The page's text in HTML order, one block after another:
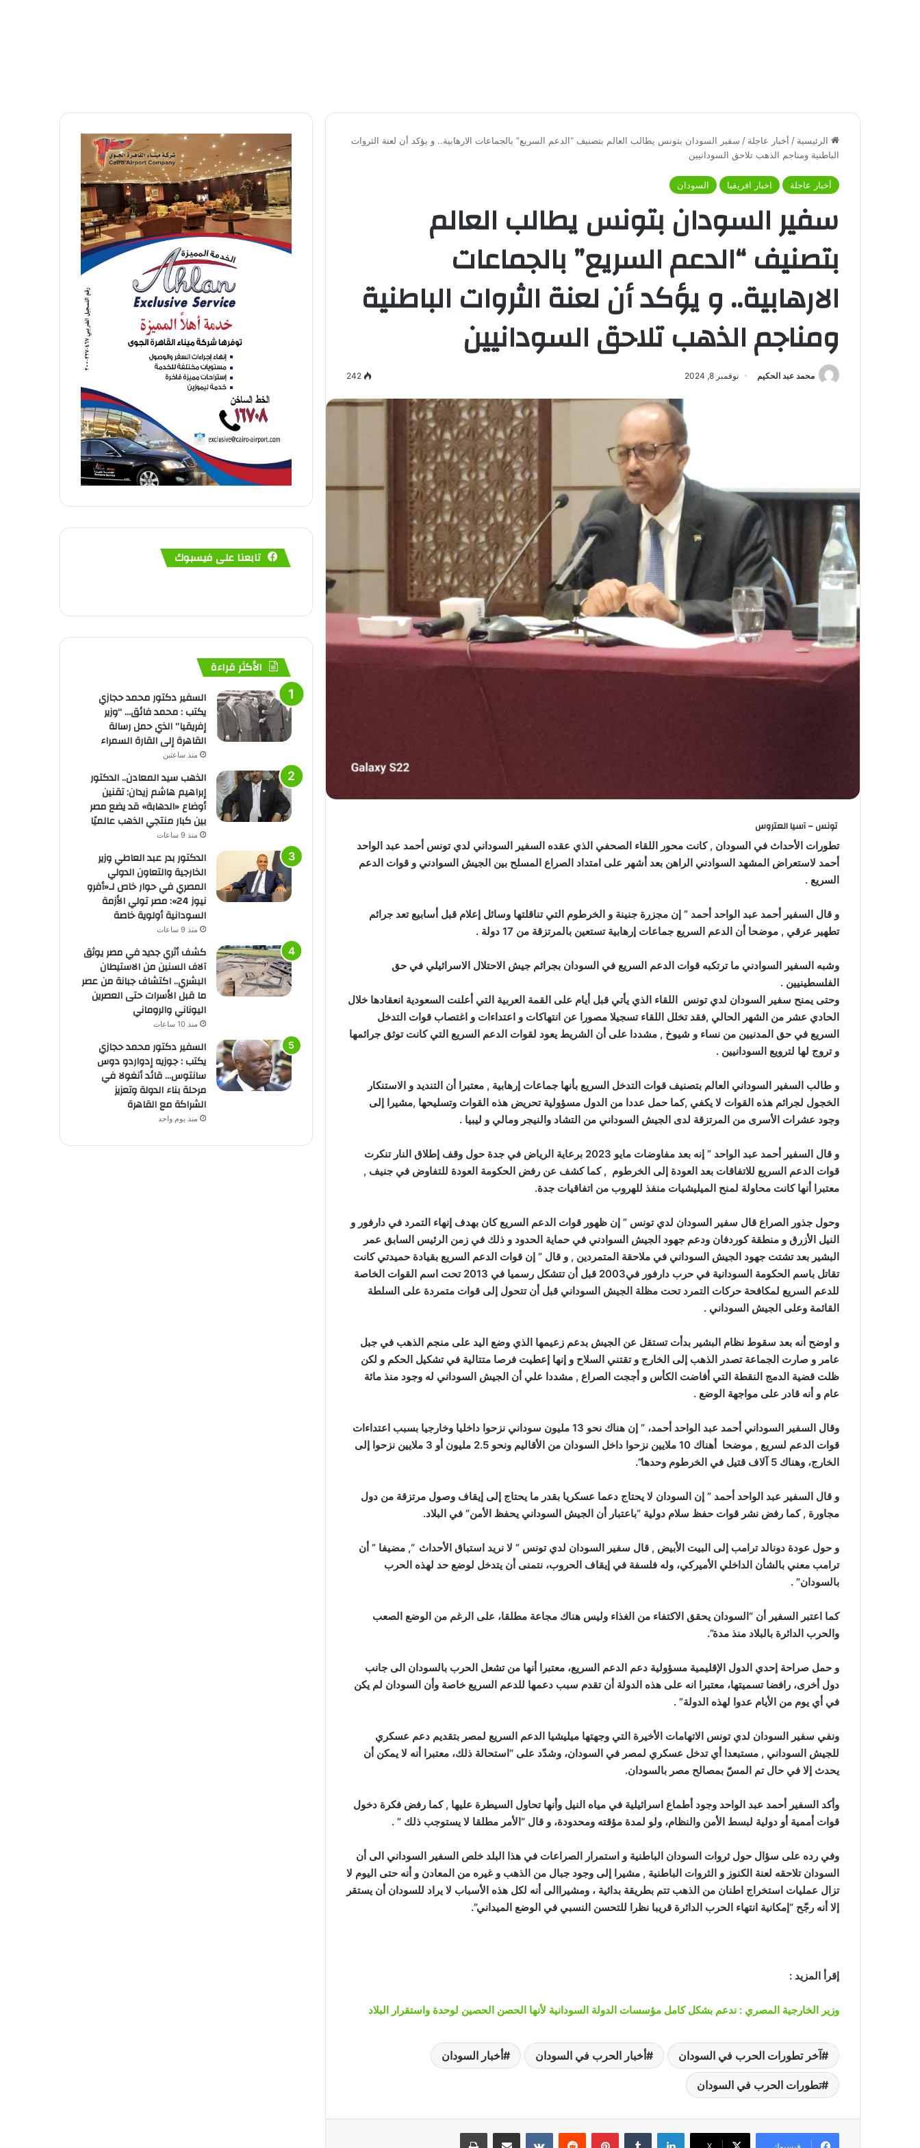
الرئيسية / أخبار عاجلة / سفير السودان بتونس يطالب العالم بتصنيف “الدعم السريع” بالجماعات الارهابية.. و يؤكد أن لعنة الثروات
الباطنية ومناجم الذهب تلاحق السودانيين
أخبار عاجلة اخبار افريقيا السودان
سفير السودان بتونس يطالب العالم
بتصنيف “الدعم السريع” بالجماعات
الارهابية.. و يؤكد أن لعنة الثروات الباطنية
ومناجم الذهب تلاحق السودانيين
محمد عبد الحكيم نوفمبر 8, 2024 242
تونس – آسيا العتروس
تطورات الأحداث في السودان , كانت محور اللقاء الصحفي الذي عقده السفير السوداني لدي تونس أحمد عبد الواحد
أحمد لاستعراض المشهد السوادني الراهن بعد أشهر على امتداد الصراع المسلح بين الجيش السوادني و قوات الدعم
السريع .
و قال السفير أحمد عبد الواحد أحمد ” إن مجزرة جنينة و الخرطوم التي تناقلتها وسائل إعلام قبل أسابيع تعد جرائم
تطهير عرقي , موضحا أن الدعم السريع جماعات إرهابية تستعين بالمرتزقة من 17 دولة .
وشبه السفير السوادني ما ترتكبه قوات الدعم السريع في السودان بجرائم جيش الاحتلال الاسرائيلي في حق
الفلسطينيين .
وحتى يمنح سفير السودان لدي تونس اللقاء الذي يأتي قبل أيام على القمة العربية التي أعلنت السعودية انعقادها خلال
الحادي عشر من الشهر الحالي ,فقد تخلل اللقاء تسجيلا مصورا عن انتهاكات و اعتداءات و اغتصاب قوات التدخل
السريع في حق المدنيين من نساء و شيوخ , مشددا على أن الشريط يعود لقوات الدعم السريع التي كانت توثق جرائمها
و تروج لها لترويع السودانيين .
و طالب السفير السوداني العالم بتصنيف قوات التدخل السريع بأنها جماعات إرهابية , معتبرا أن التنديد و الاستنكار
الخجول لجرائم هذه القوات لا يكفي ,كما حمل عددا من الدول مسؤولية تحريض هذه القوات وتسليحها ,مشيرا إلى
وجود عشرات الأسرى من المرتزقة لدى الجيش السوداني من التشاد والنيجر ومالي و ليبيا .
و قال السفير أحمد عبد الواحد ” إنه بعد مفاوضات مايو 2023 برعاية الرياض في جدة حول وقف إطلاق النار تنكرت
قوات الدعم السريع للاتفاقات بعد العودة إلى الخرطوم , كما كشف عن رفض الحكومة العودة للتفاوض في جنيف ,
معتبرا أنها كانت محاولة لمنح الميليشيات منفذ للهروب من اتفاقيات جدة.
وحول جذور الصراع قال سفير السودان لدي تونس ” إن ظهور قوات الدعم السريع كان بهدف إنهاء التمرد في دارفور و
النيل الأزرق و منطقة كوردفان ودعم جهود الجيش السوادني في حماية الحدود و ذلك في زمن الرئيس السابق عمر
البشير بعد تشتت جهود الجيش السوداني في ملاحقة المتمردين , و قال ” إن قوات الدعم السريع بقيادة حميدتي كانت
تقاتل باسم الحكومة السودانية في حرب دارفور في2003 قبل أن تتشكل رسميا في 2013 تحت اسم القوات الخاصة
للدعم السريع لمكافحة حركات التمرد تحت مظلة الجيش السوداني قبل أن تتحول إلى قوات متمردة على السلطة
القائمة وعلى الجيش السوداني .
و اوضح أنه بعد سقوط نظام البشير بدأت تستقل عن الجيش بدعم زعيمها الذي وضع اليد على منجم الذهب في جبل
عامر و صارت الجماعة تصدر الذهب إلى الخارج و تقتني السلاح و إنها إعطيت فرصا متتالية في تشكيل الحكم و لكن
ظلت قضية الدمج النقطة التي أفاضت الكأس و أججت الصراع , مشددا علي أن الجيش السوداني له وجود منذ مائة
عام و أنه قادر على مواجهة الوضع .
وقال السفير السوداني أحمد عبد الواحد أحمد، ” إن هناك نحو 13 مليون سوداني نزحوا داخليا وخارجيا بسبب اعتداءات
قوات الدعم لسريع , موضحا أهناك 10 ملايين نزحوا داخل السودان من الأقاليم ونحو 2.5 مليون أو 3 ملايين نزحوا إلى
الخارج، وهناك 5 آلاف قتيل في الخرطوم وحدها”.
و قال السفير عبد الواحد أحمد ” إن السودان لا يحتاج دعما عسكريا بقدر ما يحتاج إلى إيقاف وصول مرتزقة من دول
مجاورة , كما رفض نشر قوات حفظ سلام دولية “باعتبار أن الجيش السوداني يحفظ الأمن” في البلاد.
و حول عودة دونالد ترامب إلى البيت الأبيض , قال سفير السودان لدي تونس ” لا نريد استباق الأحداث “, مضيفا ” أن
ترامب معني بالشأن الداخلي الأميركي، وله فلسفة في إيقاف الحروب، نتمنى أن يتدخل لوضع حد لهذه الحرب
بالسودان” .
كما اعتبر السفير أن “السودان يحقق الاكتفاء من الغذاء وليس هناك مجاعة مطلقا، على الرغم من الوضع الصعب
والحرب الدائرة بالبلاد منذ مدة”.
و حمل صراحة إحدي الدول الإقليمية مسؤولية دعم الدعم السريع، معتبرا أنها من تشعل الحرب بالسودان الى جانب
دول أخرى، رافضا تسميتها، معتبرا انه على هذه الدولة أن تقدم سبب دعمها للدعم السريع خاصة وأن السودان لم يكن
في أي يوم من الأيام عدوا لهذه الدولة” .
ونفي سفير السودان لدي تونس الاتهامات الأخيرة التي وجهتها ميليشيا الدعم السريع لمصر بتقديم دعم عسكري
للجيش السوداني , مستبعدا أي تدخل عسكري لمصر في السودان، وشدّد على “استحالة ذلك، معتبرا أنه لا يمكن أن
يحدث إلا في حال تم المسّ بمصالح مصر بالسودان.
وأكد السفير أحمد عبد الواحد وجود أطماع اسرائيلية في مياه النيل وأنها تحاول السيطرة عليها , كما رفض فكرة دخول
قوات أممية أو دولية لبسط الأمن والنظام، ولو لمدة مؤقته ومحدودة، و قال “الأمر مطلقا لا يستوجب ذلك ” .
وفي رده على سؤال حول ثروات السودان الباطنية و استمرار الصراعات في هذا البلد خلص السفير السوداني الى أن
السودان تلاحقه لعنة الكنوز و الثروات الباطنية , مشيرا إلى وجود جبال من الذهب و غيره من المعادن و أنه حتى اليوم لا
تزال عمليات استخراج اطنان من الذهب تتم بطريقة بدائية ، ومشيراالى أنه لكل هذه الأسباب لا يراد للسودان أن يستقر
إلا أنه رجّح “إمكانية انتهاء الحرب الدائرة قريبا نظرا للتحسن النسبي في الوضع الميداني”.
إقرأ المزيد :
وزير الخارجية المصري : ندعم بشكل كامل مؤسسات الدولة السودانية لأنها الحصن الحصين لوحدة واستقرار البلاد
آخر تطورات الحرب في السودان أخبار الحرب في السودان أخبار السودان
تطورات الحرب في السودان
لينكدإن بينتيريست
تابعنا على فيسبوك
الأكثر قراءة
السفير دكتور محمد حجازي
يكتب : محمد فائق… “وزير
إفريقيا” الذي حمل رسالة
القاهرة إلى القارة السمراء
منذ ساعتين
الذهب سيد المعادن.. الدكتور
إبراهيم هاشم زيدان: تقنين
أوضاع «الدهابة» قد يضع مصر
بين كبار منتجي الذهب عالميًا
منذ 9 ساعات
الدكتور بدر عبد العاطي وزير
الخارجية والتعاون الدولي
المصري في حوار خاص لـ«أفرو
نيوز 24»: مصر تولي الأزمة
السودانية أولوية خاصة
منذ 9 ساعات
كشف أثري جديد في مصر يوثق
آلاف السنين من الاستيطان
البشري.. اكتشاف جبانة من عصر
ما قبل الأسرات حتى العصرين
اليوناني والروماني
منذ 10 ساعات
السفير دكتور محمد حجازي
يكتب : جوزيه إدواردو دوس
سانتوس… قائد أنغولا في
مرحلة بناء الدولة وتعزيز
الشراكة مع القاهرة
منذ يوم واحد